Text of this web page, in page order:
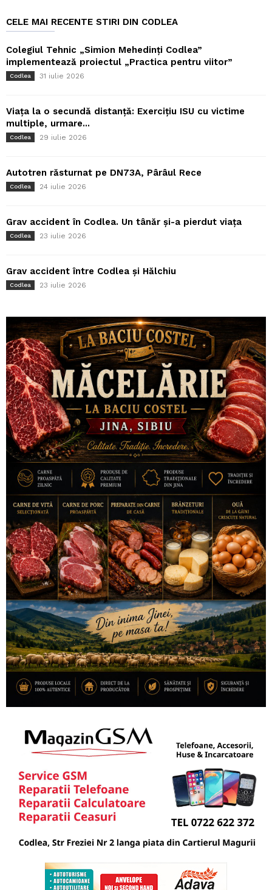
CELE MAI RECENTE STIRI DIN CODLEA
Colegiul Tehnic „Simion Mehedinți Codlea”
implementează proiectul „Practica pentru viitor”
Codlea 31 iulie 2026
Viața la o secundă distanță: Exercițiu ISU cu victime
multiple, urmare...
Codlea 29 iulie 2026
Autotren răsturnat pe DN73A, Pârâul Rece
Codlea 24 iulie 2026
Grav accident în Codlea. Un tânăr și-a pierdut viața
Codlea 23 iulie 2026
Grav accident între Codlea și Hălchiu
Codlea 23 iulie 2026